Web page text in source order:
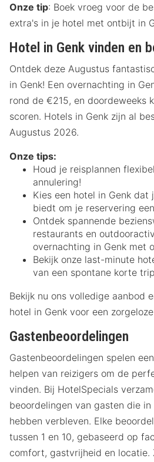
Onze tip: Boek vroeg voor de
extra's in je hotel met ontbijt in
Hotel in Genk vinden en
Ontdek deze Augustus
in Genk! Een overnachting in
rond de €215, en doordeweeks
scoren. Hotels in Genk zijn al
Augustus 2026.
Onze tips:
Houd je reisplannen
annulering!
Kies een hotel in Genk dat
biedt om je reservering
Ontdek spannende
restaurants en
overnachting in Genk met
Bekijk onze last-minute
van een spontane korte
Bekijk nu ons volledige aanbod
hotel in Genk voor een
Gastenbeoordelingen
Gastenbeoordelingen spelen
helpen van reizigers om de
vinden. Bij HotelSpecials
beoordelingen van gasten die
hebben verbleven. Elke
tussen 1 en 10, gebaseerd op
comfort, gastvrijheid en locatie.